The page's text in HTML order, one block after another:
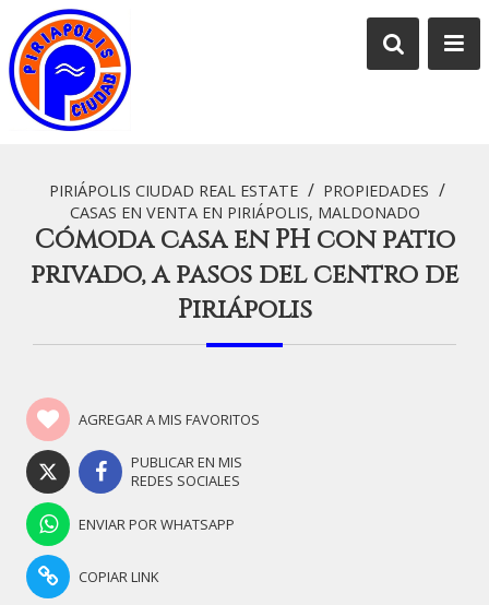
PIRIÁPOLIS CIUDAD REAL ESTATE / PROPIEDADES /
CASAS EN VENTA EN PIRIÁPOLIS, MALDONADO
Cómoda casa en PH con patio
privado, a pasos del centro de
Piriápolis
AGREGAR A MIS FAVORITOS
PUBLICAR EN MIS
REDES SOCIALES
ENVIAR POR WHATSAPP
COPIAR LINK